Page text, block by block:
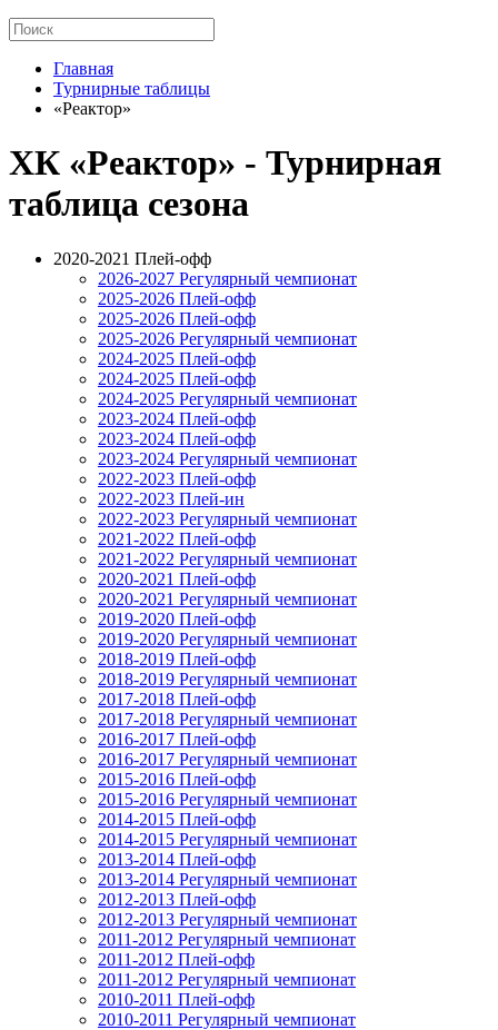
Главная
Турнирные таблицы
«Реактор»
ХК «Реактор» - Турнирная
таблица сезона
2020-2021 Плей-офф
2026-2027 Регулярный чемпионат
2025-2026 Плей-офф
2025-2026 Плей-офф
2025-2026 Регулярный чемпионат
2024-2025 Плей-офф
2024-2025 Плей-офф
2024-2025 Регулярный чемпионат
2023-2024 Плей-офф
2023-2024 Плей-офф
2023-2024 Регулярный чемпионат
2022-2023 Плей-офф
2022-2023 Плей-ин
2022-2023 Регулярный чемпионат
2021-2022 Плей-офф
2021-2022 Регулярный чемпионат
2020-2021 Плей-офф
2020-2021 Регулярный чемпионат
2019-2020 Плей-офф
2019-2020 Регулярный чемпионат
2018-2019 Плей-офф
2018-2019 Регулярный чемпионат
2017-2018 Плей-офф
2017-2018 Регулярный чемпионат
2016-2017 Плей-офф
2016-2017 Регулярный чемпионат
2015-2016 Плей-офф
2015-2016 Регулярный чемпионат
2014-2015 Плей-офф
2014-2015 Регулярный чемпионат
2013-2014 Плей-офф
2013-2014 Регулярный чемпионат
2012-2013 Плей-офф
2012-2013 Регулярный чемпионат
2011-2012 Регулярный чемпионат
2011-2012 Плей-офф
2011-2012 Регулярный чемпионат
2010-2011 Плей-офф
2010-2011 Регулярный чемпионат